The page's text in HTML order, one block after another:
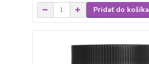
Pridať do košíka